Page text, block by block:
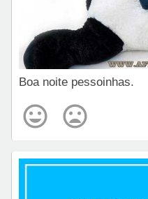
Boa noite pessoinhas.